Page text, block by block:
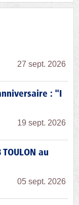
27 sept. 2026
: "I
19 sept. 2026
au
05 sept. 2026